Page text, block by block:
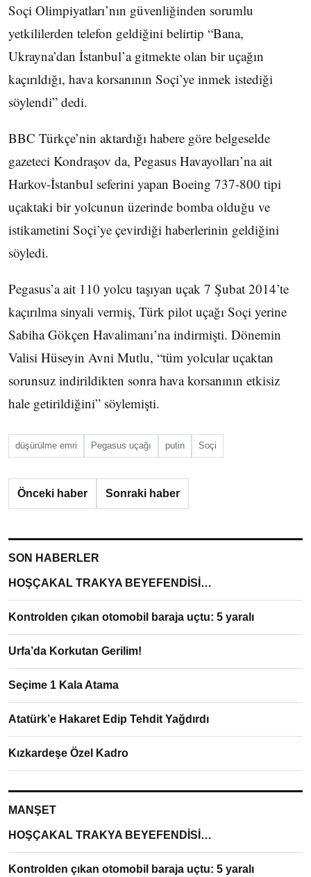
Soçi Olimpiyatları’nın güvenliğinden sorumlu
yetkililerden telefon geldiğini belirtip “Bana,
Ukrayna’dan İstanbul’a gitmekte olan bir uçağın
kaçırıldığı, hava korsanının Soçi’ye inmek istediği
söylendi” dedi.
BBC Türkçe’nin aktardığı habere göre belgeselde
gazeteci Kondraşov da, Pegasus Havayolları’na ait
Harkov-İstanbul seferini yapan Boeing 737-800 tipi
uçaktaki bir yolcunun üzerinde bomba olduğu ve
istikametini Soçi’ye çevirdiği haberlerinin geldiğini
söyledi.
Pegasus’a ait 110 yolcu taşıyan uçak 7 Şubat 2014’te
kaçırılma sinyali vermiş, Türk pilot uçağı Soçi yerine
Sabiha Gökçen Havalimanı’na indirmişti. Dönemin
Valisi Hüseyin Avni Mutlu, “tüm yolcular uçaktan
sorunsuz indirildikten sonra hava korsanının etkisiz
hale getirildiğini” söylemişti.
düşürülme emri Pegasus uçağı putin Soçi
Önceki haber Sonraki haber
SON HABERLER
HOŞÇAKAL TRAKYA BEYEFENDİSİ…
Kontrolden çıkan otomobil baraja uçtu: 5 yaralı
Urfa’da Korkutan Gerilim!
Seçime 1 Kala Atama
Atatürk’e Hakaret Edip Tehdit Yağdırdı
Kızkardeşe Özel Kadro
MANŞET
HOŞÇAKAL TRAKYA BEYEFENDİSİ…
Kontrolden çıkan otomobil baraja uçtu: 5 yaralı